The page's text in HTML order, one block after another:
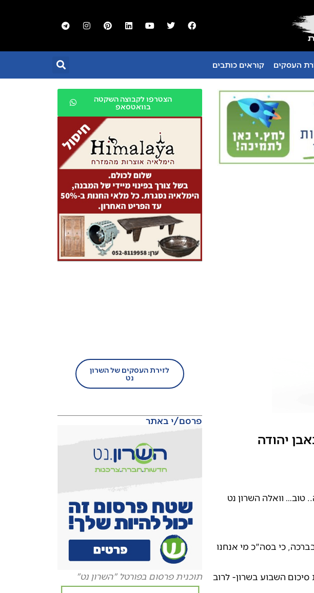
העסקים קוראים כותבים
יהודה
טוב… וואלה השרון נט
כי בסה"כ מי אנחנו
סיכום השבוע בשרון- לרוב
הצטרפו לקבוצה השקטה
בוואטסאפ
לזירת העסקים של השרון
נט
פרסם/י באתר
תוכנית פרסום בפורטל "השרון נט"